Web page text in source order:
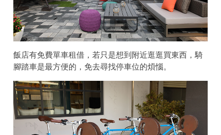
飯店有免費單車租借，若只是想到附近逛逛買東西，騎
腳踏車是最方便的，免去尋找停車位的煩惱。